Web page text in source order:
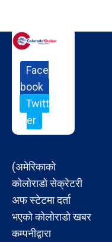
Face
book
Twitt
er
(अमेरिकाको
कोलोराडो सेक्रेटरी
अफ स्टेटमा दर्ता
भएको कोलोराडो खबर
कम्पनीद्वारा